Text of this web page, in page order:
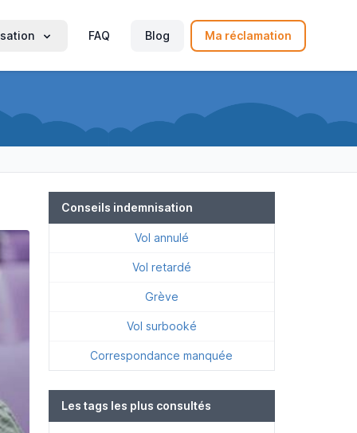
FAQ Blog Ma réclamation
Conseils indemnisation
Vol annulé
Vol retardé
Grève
Vol surbooké
Correspondance manquée
Les tags les plus consultés